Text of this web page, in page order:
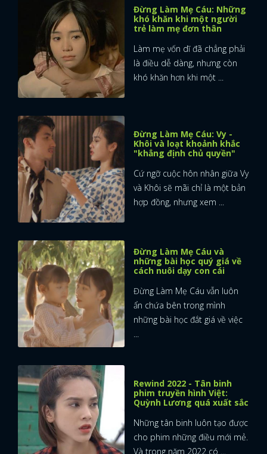
Đừng Làm Mẹ Cáu: Những
khó khăn khi một người
trẻ làm mẹ đơn thân
Làm mẹ vốn dĩ đã chẳng phải
là điều dễ dàng, nhưng còn
khó khăn hơn khi một ...
Đừng Làm Mẹ Cáu: Vy -
Khôi và loạt khoảnh khắc
"khẳng định chủ quyền"
Cứ ngỡ cuộc hôn nhân giữa Vy
và Khôi sẽ mãi chỉ là một bản
hợp đồng, nhưng xem ...
Đừng Làm Mẹ Cáu và
những bài học quý giá về
cách nuôi dạy con cái
Đừng Làm Mẹ Cáu vẫn luôn
ẩn chứa bên trong mình
những bài học đắt giá về việc
...
Rewind 2022 - Tân binh
phim truyền hình Việt:
Quỳnh Lương quá xuất sắc
Những tân binh luôn tạo được
cho phim những điều mới mẻ.
Và trong năm 2022 có ...